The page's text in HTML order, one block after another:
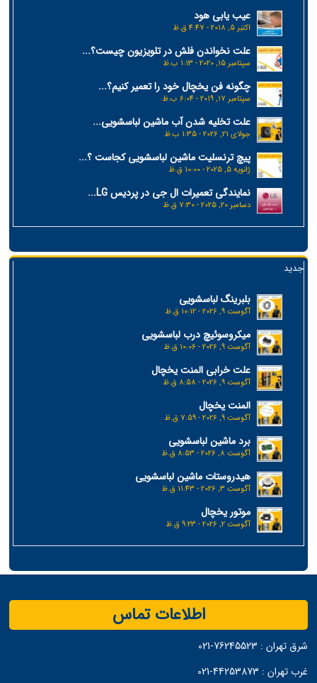
عیب یابی هود
اکتبر 5, 2018 - 4:47 ق.ظ
علت نخواندن فلش در تلویزیون چیست؟...
سپتامبر 15, 2020 - 1:13 ب.ظ
چگونه فن یخچال خود را تعمیر کنیم؟...
سپتامبر 17, 2019 - 6:04 ب.ظ
علت تخلیه شدن آب ماشین لباسشویی...
جولای 21, 2026 - 1:35 ب.ظ
پیچ ترنسلیت ماشین لباسشویی کجاست ؟...
ژانویه 5, 2025 - 10:00 ق.ظ
نمایندگی تعمیرات ال جی در پردیس LG...
دسامبر 20, 2025 - 7:30 ق.ظ
جدید
بلبرینگ لباسشویی
آگوست 9, 2026 - 10:12 ق.ظ
میکروسوئیچ درب لباسشویی
آگوست 9, 2026 - 10:06 ق.ظ
علت خرابی المنت یخچال
آگوست 9, 2026 - 8:58 ق.ظ
المنت یخچال
آگوست 9, 2026 - 7:59 ق.ظ
برد ماشین لباسشویی
آگوست 8, 2026 - 8:53 ق.ظ
هیدروستات ماشین لباسشویی
آگوست 3, 2026 - 11:43 ق.ظ
موتور یخچال
آگوست 2, 2026 - 9:23 ق.ظ
اطلاعات تماس
شرق تهران : 76245523-021
غرب تهران : 44253873-021